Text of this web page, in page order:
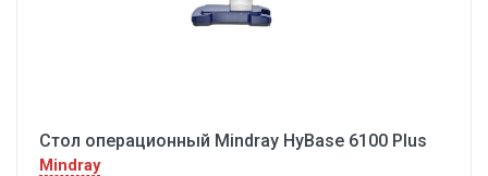
Стол операционный Mindray HyBase 6100 Plus
Mindray